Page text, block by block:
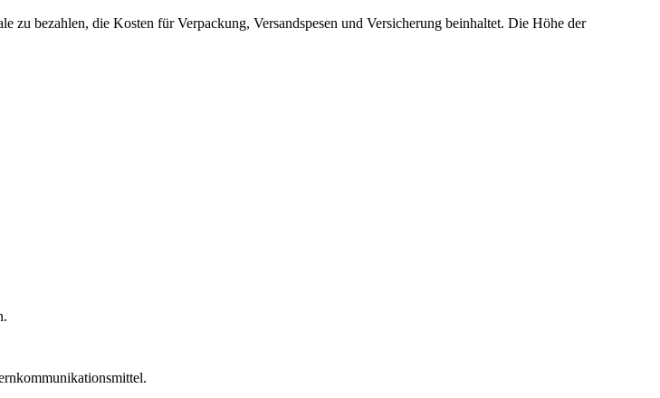
zu bezahlen, die Kosten für Verpackung, Versandspesen und Versicherung beinhaltet. Die Höhe der